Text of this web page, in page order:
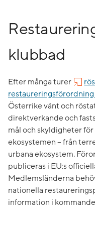
klubbad
Efter många turer
restaureringsförordning
Österrike vänt och
direktverkande och
mål och skyldigheter
ekosystemen – från
urbana ekosystem.
publiceras i EU:s
Medlemsländerna
nationella
information i